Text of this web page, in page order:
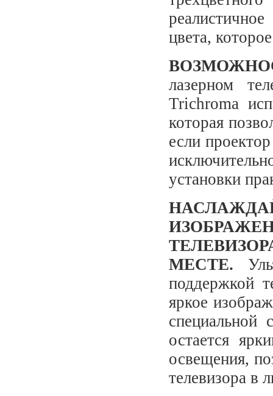
цвета,
лазерном
Trichroma
которая
если
установки
МЕСТЕ.
поддержкой
яркое
специальной
остается
освещения,
телевизора в